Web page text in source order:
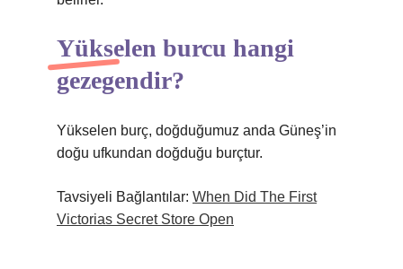
Yükselen burcu hangi
gezegendir?
Yükselen burç, doğduğumuz anda Güneş’in
doğu ufkundan doğduğu burçtur.
Tavsiyeli Bağlantılar: When Did The First
Victorias Secret Store Open